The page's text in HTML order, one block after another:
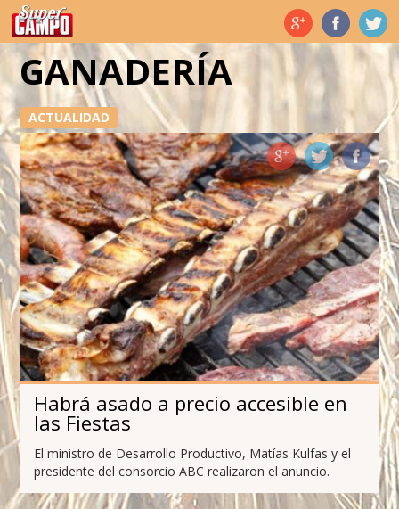
Temas de hoy
GANADERÍA
ACTUALIDAD
Habrá asado a precio accesible en
las Fiestas
El ministro de Desarrollo Productivo, Matías Kulfas y el
presidente del consorcio ABC realizaron el anuncio.